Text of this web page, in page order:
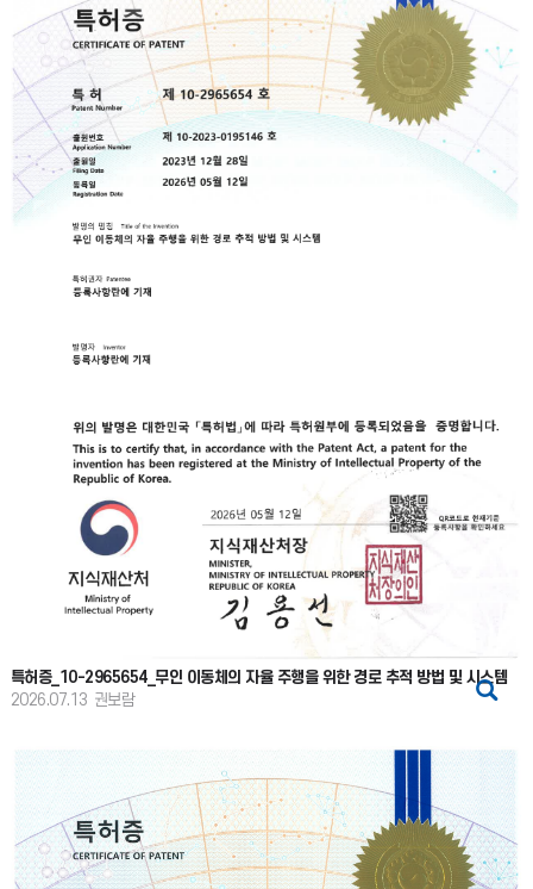
특허증_10-2965654_무인 이동체의 자율 주행을 위한 경로 추적 방법 및 시스템
2026.07.13 권보람